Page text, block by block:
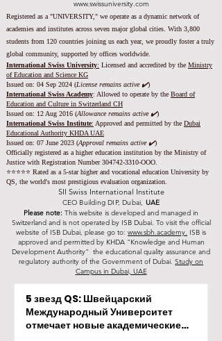
www.swissuniversity.com
Registered as a "UNIVERSITY," we operate as a dynamic network of
academies and institutes across seven major global cities. With 3,800
students from 120 countries joining us each year, we proudly foster a truly
global community, supported by offices worldwide.
International Swiss University: Licensed and accredited by the Ministry
of Education and Science KG
Issued on: 04 Sep 2024 (License remains active ✔️)
International Swiss Academy: Allowed to operate by the Board of
Education and Culture in Switzerland CH
Issued on: 12 Aug 2016 (Allowance remains active ✔️)
International Swiss Institute: Approved and permitted by the Dubai
Educational Authority KHDA UAE
Issued on: 07 June 2023 (Approval remains active ✔️)
Officially registered as a higher education institution by the Ministry of
Justice with Registration Number304742-3310-OOO.
⭐️⭐️⭐️⭐️⭐️ Rated as a 5-star higher and vocational education University by
QS, the world's most prestigious evaluation organization.
SII Swiss International Institute
CEO Building DIP, Dubai, UAE
Please note: This website is developed and managed in
Switzerland and is not operated by ISB Dubai. To visit the official
website of ISB Dubai, please go to: www.sbh.academy. ISB is
approved and permitted by KHDA "Knowledge and Human
Development Authority" the educational quality assurance and
regulatory authority of the Government of Dubai. Study on
Campus in Dubai, UAE
5 звезд QS: Швейцарский
Международный Университет
отмечает новые академические